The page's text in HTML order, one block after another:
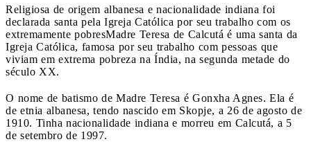
Religiosa de origem albanesa e nacionalidade indiana foi
declarada santa pela Igreja Católica por seu trabalho com os
extremamente pobresMadre Teresa de Calcutá é uma santa da
Igreja Católica, famosa por seu trabalho com pessoas que
viviam em extrema pobreza na Índia, na segunda metade do
século XX.
O nome de batismo de Madre Teresa é Gonxha Agnes. Ela é
de etnia albanesa, tendo nascido em Skopje, a 26 de agosto de
1910. Tinha nacionalidade indiana e morreu em Calcutá, a 5
de setembro de 1997.